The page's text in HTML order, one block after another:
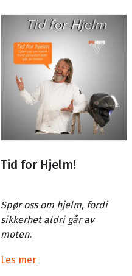
Tid for Hjelm!
Spør oss om hjelm, fordi
sikkerhet aldri går av
moten.
Les mer